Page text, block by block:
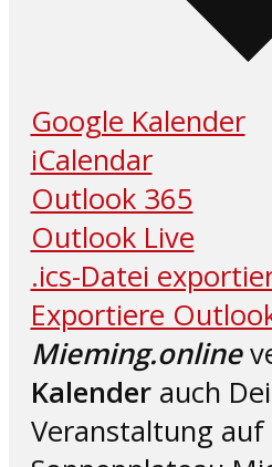
Google Kalender
iCalendar
Outlook 365
Outlook Live
.ics-Datei
Exportiere
Mieming.online
Kalenderauch
Veranstaltung auf